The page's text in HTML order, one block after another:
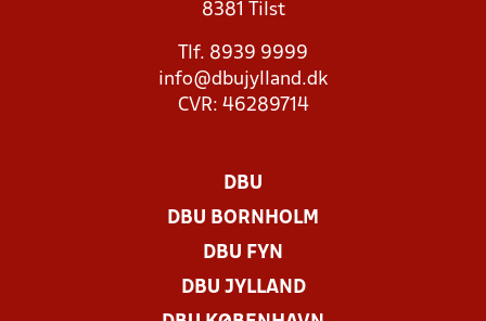
8381 Tilst
Tlf. 8939 9999
info@dbujylland.dk
CVR: 46289714
DBU
DBU BORNHOLM
DBU FYN
DBU JYLLAND